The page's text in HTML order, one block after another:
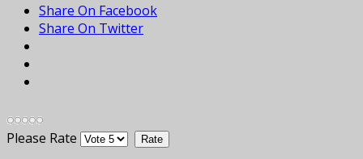
Share On Facebook
Share On Twitter
Please Rate